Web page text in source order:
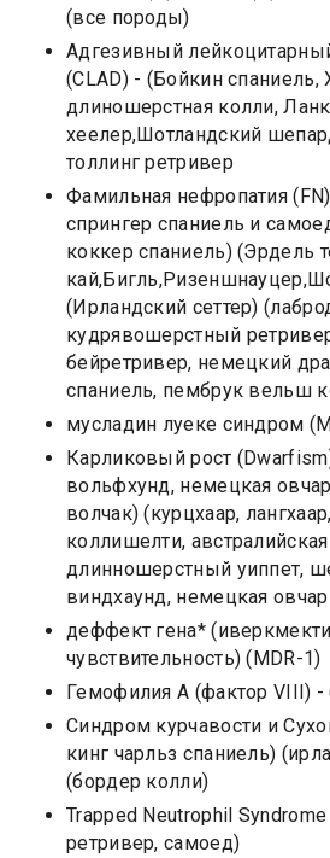
(все породы)
Aдгезивный
(CLAD) - (Бойкин спаниель,
длиношерстная колли,
хеелер,Шотландский
толлинг ретривер
Фамильная нефропатия
спрингер спаниель и
коккер спаниель) (Эрдель
(Ирландский сеттер)
кудрявошерстный
бейретривер, немецкий
спаниель, пембрук вельш
мусладин луеке синдром
Карликовый рост
вольфхунд, немецкая
волчак) (курцхаар,
коллишелти,
длинношерстный уиппет,
виндхаунд, немецкая
деффект гена*
чувствительность) (MDR-1)
Гемофилия А (фактор VIII) -
Синдром курчавости и
кинг чарльз спаниель)
(бордер колли)
Trapped Neutrophil
ретривер, самоед)